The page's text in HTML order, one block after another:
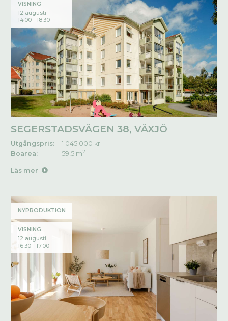
VISNING
12 augusti
14.00 - 18.30
SEGERSTADSVÄGEN 38, VÄXJÖ
Utgångspris:
1 045 000 kr
Boarea:
59,5 m2
Läs mer
NYPRODUKTION
VISNING
12 augusti
16.30 - 17.00